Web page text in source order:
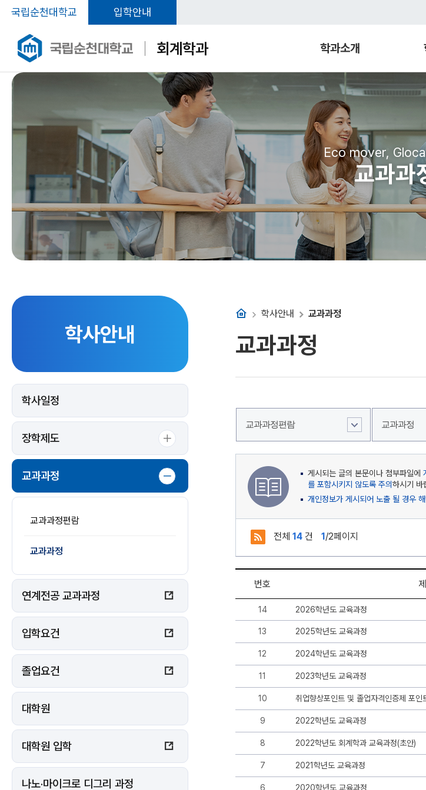
국립순천대학교 입학안내
회계학과 학과소개
Eco mover,
교과과
홈 학사안내 교과과정
학사안내
학사일정
장학제도
교과과정
교과과정편람
교과과정
연계전공 교과과정
입학요건
졸업요건
대학원
대학원 입학
나노·마이크로 디그리 과정
교과과정
교과과정편람 교과과정
게시되는 글의 본문이나 첨부파일에
를 포함시키지 않도록 주의하시기 바
개인정보가 게시되어 노출 될 경우
전체 14 건 1/2페이지
번호
14 2026학년도 교육과정
13 2025학년도 교육과정
12 2024학년도 교육과정
11 2023학년도 교육과정
10 취업향상포인트 및 졸업자격인증제 포인
9 2022학년도 교육과정
8 2022학년도 회계학과 교육과정(초안)
7 2021학년도 교육과정
6 2020학년도 교육과정